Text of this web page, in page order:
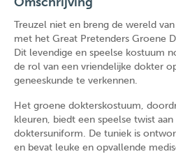
Treuzel niet en breng de wereld
met het Great Pretenders Groene
Dit levendige en speelse kostuum
de rol van een vriendelijke dokter
geneeskunde te verkennen.
Het groene dokterskostuum,
kleuren, biedt een speelse twist
doktersuniform. De tuniek is
en bevat leuke en opvallende